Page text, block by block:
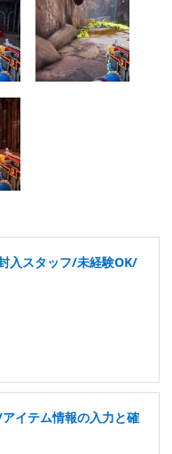
入スタッフ/未経験OK/
イテム情報の入力と確